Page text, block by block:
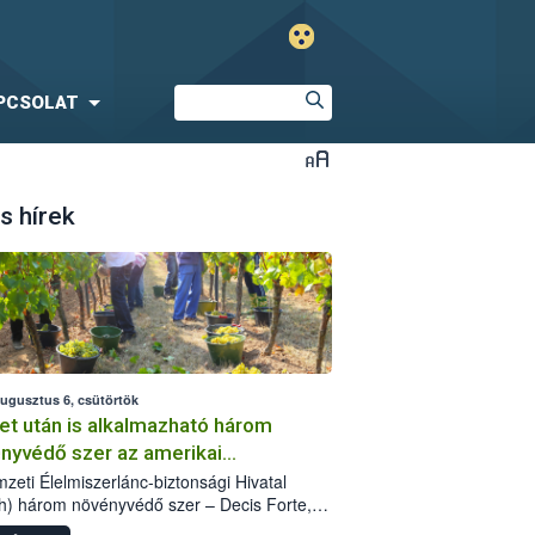
hírek
6, csütörtök
után is alkalmazható három
szer az amerikai
ellen
Élelmiszerlánc-biztonsági Hivatal
három növényvédő szer – Decis Forte,
24 EW, Oroganic – engedélyokiratát